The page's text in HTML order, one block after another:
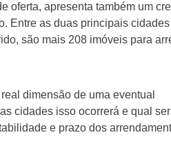
oferta, apresenta também um
Entre as duas principais
são mais 208 imóveis para
dimensão de uma eventual
cidades isso ocorrerá e qual
e prazo dos